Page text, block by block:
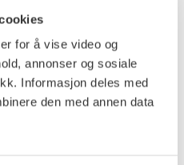
for å vise video og
annonser og sosiale
Informasjon deles med
den med annen data